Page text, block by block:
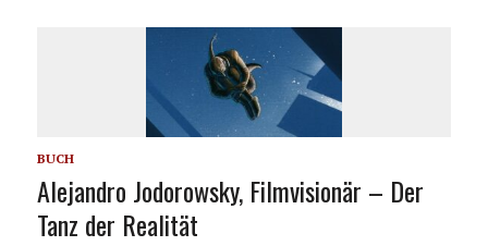
BUCH
Alejandro Jodorowsky, Filmvisionär – Der
Tanz der Realität